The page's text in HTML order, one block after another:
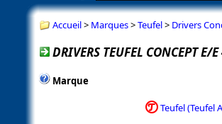
Accueil> Marques>Teufel> Drivers
DRIVERS TEUFEL CONCEPT E/
Marque
Teufel (Teufel